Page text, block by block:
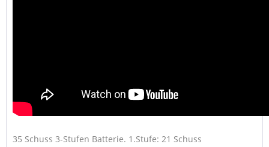
35 Schuss 3-Stufen Batterie. 1.Stufe: 21 Schuss